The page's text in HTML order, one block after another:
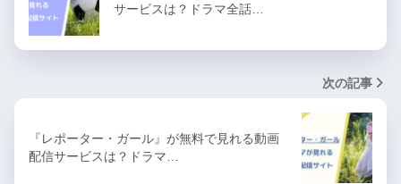
サービスは？ドラマ全話…
次の記事
『レポーター・ガール』が無料で見れる動画
配信サービスは？ドラマ…